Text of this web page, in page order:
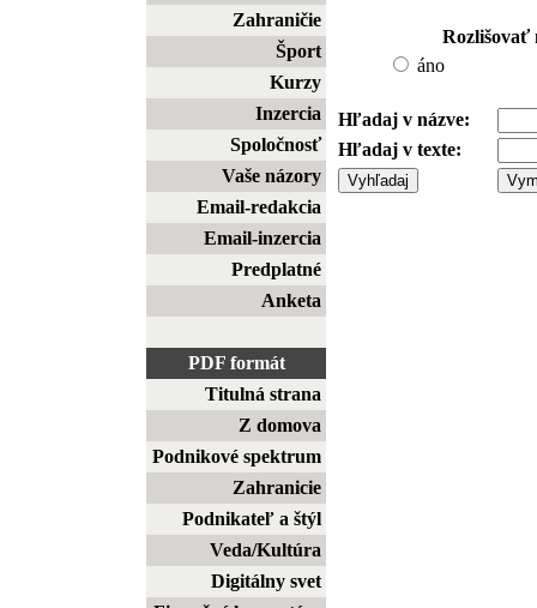
Zahraničie
Šport
Kurzy
Inzercia
Spoločnosť
Vaše názory
Email-redakcia
Email-inzercia
Predplatné
Anketa
PDF formát
Titulná strana
Z domova
Podnikové spektrum
Zahranicie
Podnikateľ a štýl
Veda/Kultúra
Digitálny svet
Rozlišovať
áno
Hľadaj v názve:
Hľadaj v texte: